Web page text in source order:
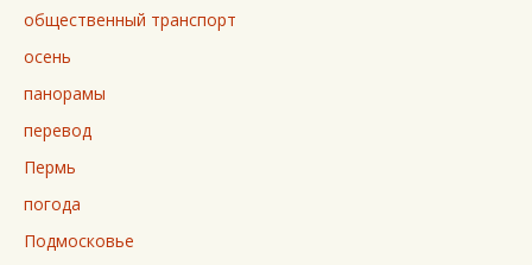
общественный транспорт
осень
панорамы
перевод
Пермь
погода
Подмосковье